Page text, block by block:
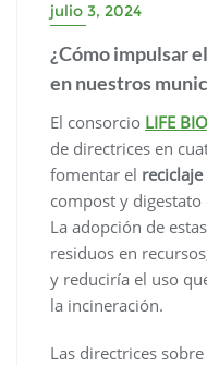
julio 3, 2024
¿Cómo impulsar
en nuestros
El consorcio LIFE
de directrices en
fomentar el
compost y digestato
La adopción de
residuos en
y reduciría el uso
la incineración.
Las directrices